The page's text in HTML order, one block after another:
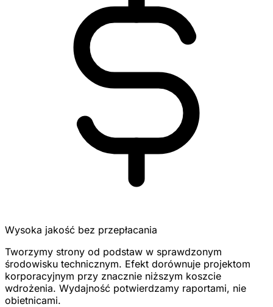
Wysoka jakość bez przepłacania
Tworzymy strony od podstaw w sprawdzonym
środowisku technicznym. Efekt dorównuje projektom
korporacyjnym przy znacznie niższym koszcie
wdrożenia. Wydajność potwierdzamy raportami, nie
obietnicami.